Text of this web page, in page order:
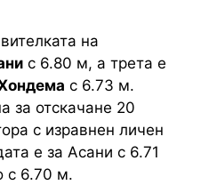
на
с 6.80 м, а трета е
с 6.73 м.
за отскачане 20
с изравнен личен
е за Асани с 6.71
с 6.70 м.